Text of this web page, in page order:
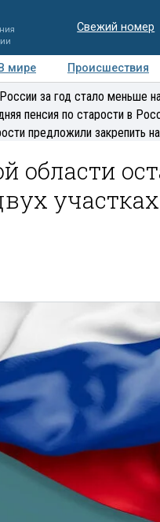
Свежий номер
В мире Происшествия
Медиацентр
за год стало меньше
пенсия по старости в
предложили закрепить
области
участках